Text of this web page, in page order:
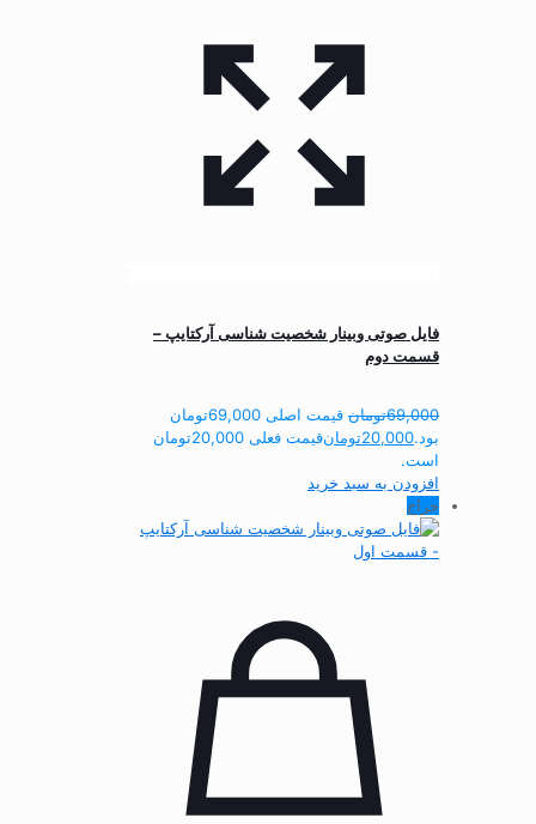
فایل صوتی وبینار شخصیت شناسی آرکتایپ –
قسمت دوم
69,000تومان
قیمت اصلی 69,000تومان
بود.20,000تومان
قیمت فعلی 20,000تومان
است.
افزودن به سبد خرید
حراج